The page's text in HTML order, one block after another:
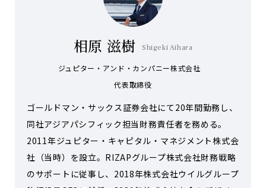
相原 滋樹 Shigeki Aihara
ジュピター・アンド・カンパニー株式会社
代表取締役
ゴールドマン・サックス証券会社にて20年間勤務し、
同社アジアパシフィック担当財務責任者を務める。
2011年ジュピター・キャピタル・マネジメント株式会
社（当時）を設立。RIZAPグループ株式会社財務戦略
のサポートに従事し、2018年株式会社ウイルグループ